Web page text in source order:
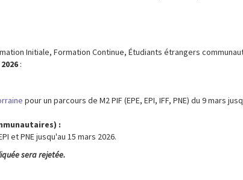
Initiale, Formation Continue, Étudiants étrangers
:
pour un parcours de M2 PIF (EPE, EPI, IFF, PNE) du 9 mars
:
et PNE jusqu'au 15 mars 2026.
sera rejetée.